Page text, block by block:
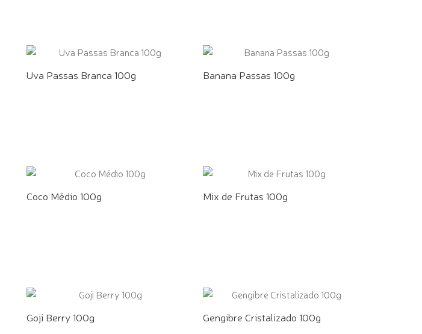
Uva Passas Branca 100g Banana Passas 100g
Coco Médio 100g Mix de Frutas 100g
Goji Berry 100g Gengibre Cristalizado 100g